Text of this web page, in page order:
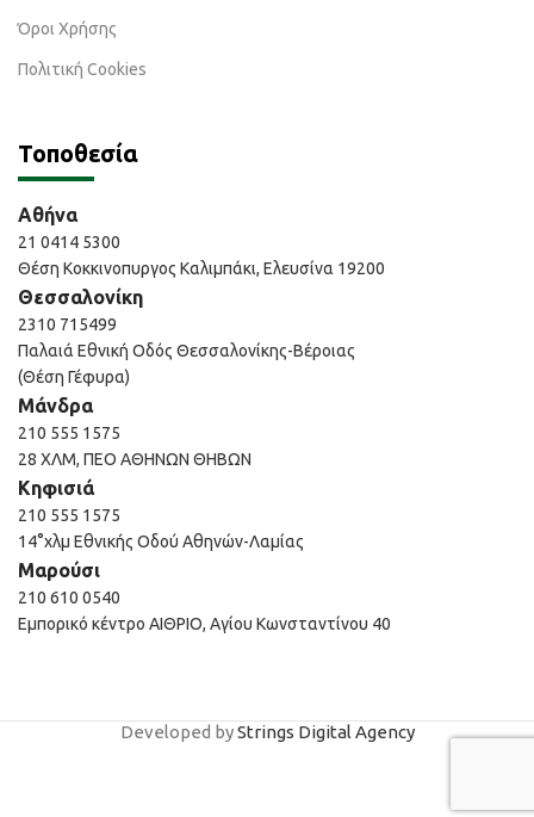
Όροι Χρήσης
Πολιτική Cookies
Τοποθεσία
Αθήνα
21 0414 5300
Θέση Κοκκινοπυργος Καλιμπάκι, Ελευσίνα 19200
Θεσσαλονίκη
2310 715499
Παλαιά Εθνική Οδός Θεσσαλονίκης-Βέροιας
(Θέση Γέφυρα)
Μάνδρα
210 555 1575
28 ΧΛΜ, ΠΕΟ ΑΘΗΝΩΝ ΘΗΒΩΝ
Κηφισιά
210 555 1575
14°χλμ Εθνικής Οδού Αθηνών-Λαμίας
Μαρούσι
210 610 0540
Εμπορικό κέντρο ΑΙΘΡΙΟ, Αγίου Κωνσταντίνου 40
Developed byStrings Digital Agency